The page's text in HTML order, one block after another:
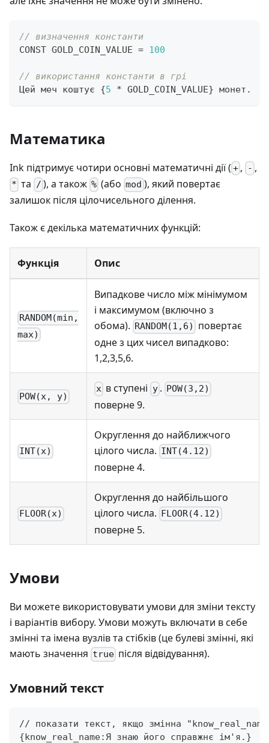
// визначення константи
CONST GOLD_COIN_VALUE = 100
// використання константи в грі
Цей меч коштує {5 * GOLD_COIN_VALUE} монет .
Математика
Ink підтримує чотири основні математичні дії ( + , - ,
* та / ), а також % (абоmod ), який повертає
залишок після цілочисельного ділення.
Також є декілька математичних функцій:
Функція Опис
RANDOM(min,
max)
Випадкове число між мінімумом
і максимумом (включно з
обома). RANDOM(1,6)
повертає
одне з цих чисел випадково:
1,2,3,5,6.
POW(x, y)
x в ступені y . POW(3,2)
поверне 9.
INT(x)
Округлення до найближчого
цілого числа. INT(4.12)
поверне 4.
FLOOR(x)
Округлення до найбільшого
цілого числа. FLOOR(4.12)
поверне 5.
Умови
Ви можете використовувати умови для зміни тексту
і варіантів вибору. Умови можуть включати в себе
змінні та імена вузлів та стібків (це булеві змінні, які
мають значення true після відвідування).
Умовний текст
// показати текст, якщо змінна
{know_real_name:Я знаю його справжнє ім'я.}